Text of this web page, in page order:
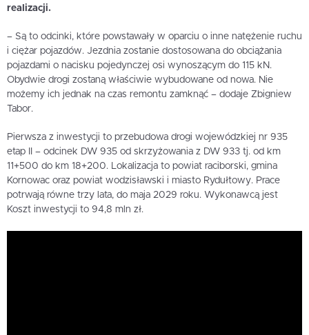
realizacji.
– Są to odcinki, które powstawały w oparciu o inne natężenie ruchu
i ciężar pojazdów. Jezdnia zostanie dostosowana do obciążania
pojazdami o nacisku pojedynczej osi wynoszącym do 115 kN.
Obydwie drogi zostaną właściwie wybudowane od nowa. Nie
możemy ich jednak na czas remontu zamknąć – dodaje Zbigniew
Tabor.
Pierwsza z inwestycji to przebudowa drogi wojewódzkiej nr 935
etap II – odcinek DW 935 od skrzyżowania z DW 933 tj. od km
11+500 do km 18+200. Lokalizacja to powiat raciborski, gmina
Kornowac oraz powiat wodzisławski i miasto Rydułtowy. Prace
potrwają równe trzy lata, do maja 2029 roku. Wykonawcą jest
Koszt inwestycji to 94,8 mln zł.